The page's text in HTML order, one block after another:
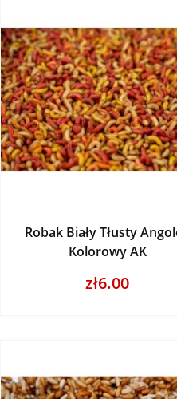
Robak Biały Tłusty
Kolorowy AK
zł6.00